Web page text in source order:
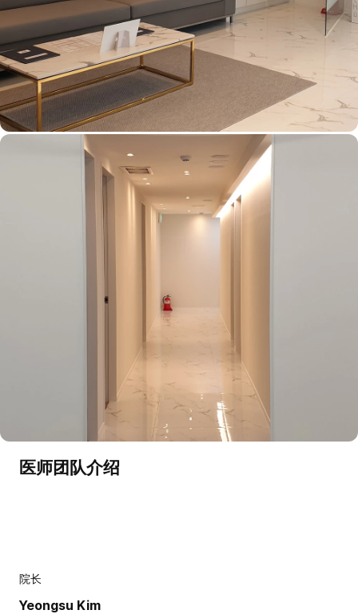
医师团队介绍
院长
Yeongsu Kim